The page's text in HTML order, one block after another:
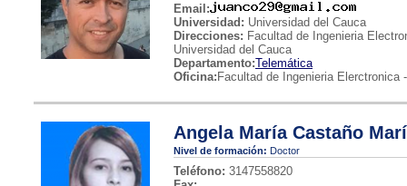
Email:
Universidad: Universidad del Cauca
Direcciones: Facultad de Ingenieria
Universidad del Cauca
Departamento:Telemática
Oficina: Facultad de Ingenieria Elerctronica
Angela María Castaño
Nivel de formación: Doctor
Teléfono: 3147558820